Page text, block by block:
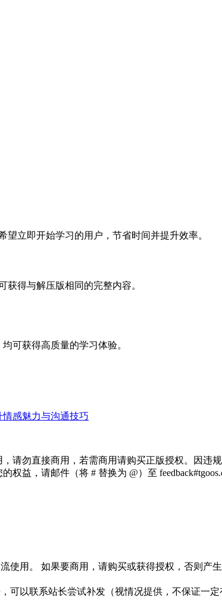
立即开始学习的用户，节省时间并提升效率。
得与解压版相同的完整内容。
可获得高质量的学习体验。
情感魅力与沟通技巧
请勿直接商用，若需商用请购买正版授权。因违
益，请邮件（将 # 替换为 @）至
用。 如果要商用，请购买或获得授权，否则产
可以联系站长尝试补发（视情况提供，不保证一